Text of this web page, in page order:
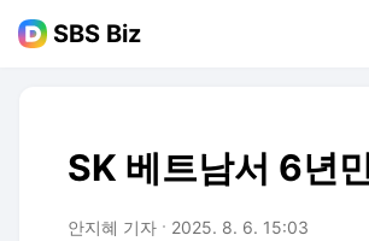
SBS Biz
SK 베트남서 6년
안지혜 기자 2025. 8. 6. 15:03